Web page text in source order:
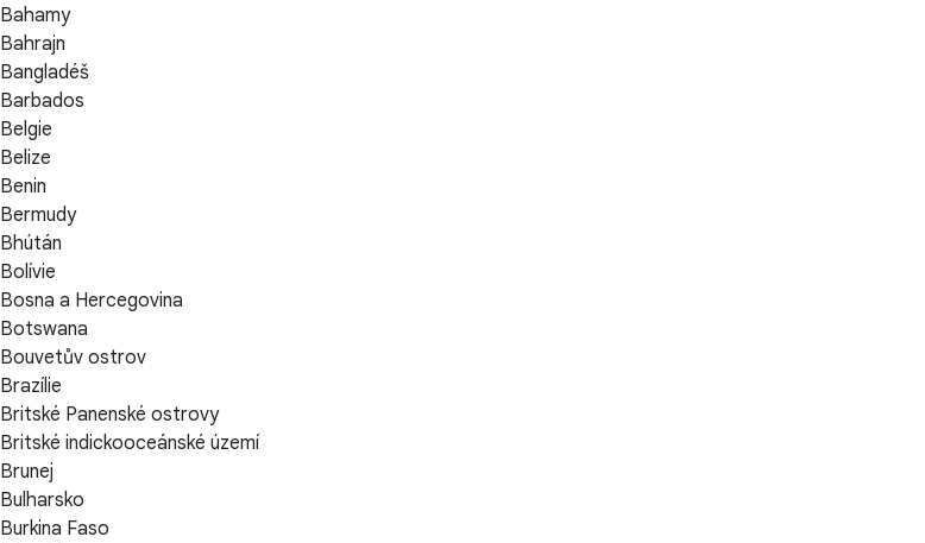
Bahamy
Bahrajn
Bangladéš
Barbados
Belgie
Belize
Benin
Bermudy
Bhútán
Bolívie
Bosna a Hercegovina
Botswana
Bouvetův ostrov
Brazílie
Britské Panenské ostrovy
Britské indickooceánské území
Brunej
Bulharsko
Burkina Faso